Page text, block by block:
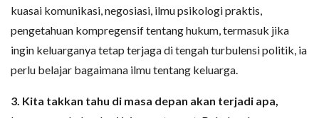
kuasai komunikasi, negosiasi, ilmu psikologi praktis,
pengetahuan kompregensif tentang hukum, termasuk jika
ingin keluarganya tetap terjaga di tengah turbulensi politik, ia
perlu belajar bagaimana ilmu tentang keluarga.
3. Kita takkan tahu di masa depan akan terjadi apa,